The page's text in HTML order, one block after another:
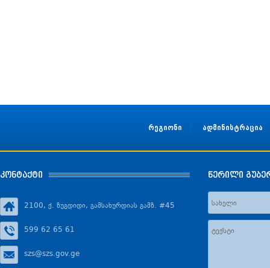
რეგიონი ადმინისტრაცია
კონტაქტი
2100, ქ. ზუგდიდი, გამსახურდიას გამზ. #45
599 62 65 61
szs@szs.gov.ge
წერილი